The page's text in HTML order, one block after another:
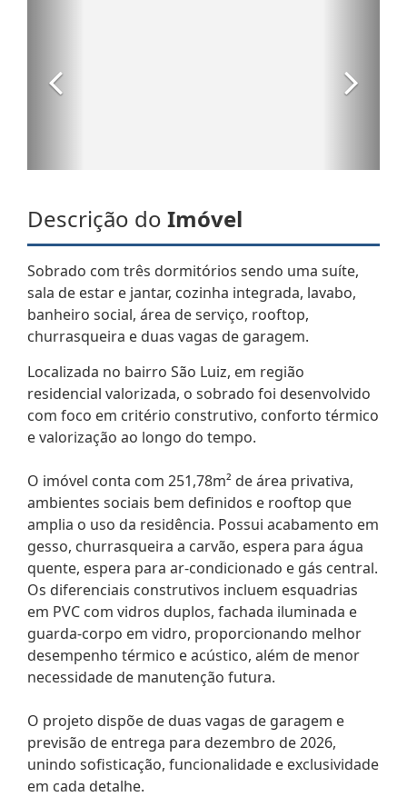
Descrição do Imóvel
Sobrado com três dormitórios sendo uma suíte,
sala de estar e jantar, cozinha integrada, lavabo,
banheiro social, área de serviço, rooftop,
churrasqueira e duas vagas de garagem.
Localizada no bairro São Luiz, em região
residencial valorizada, o sobrado foi desenvolvido
com foco em critério construtivo, conforto térmico
e valorização ao longo do tempo.
O imóvel conta com 251,78m² de área privativa,
ambientes sociais bem definidos e rooftop que
amplia o uso da residência. Possui acabamento em
gesso, churrasqueira a carvão, espera para água
quente, espera para ar-condicionado e gás central.
Os diferenciais construtivos incluem esquadrias
em PVC com vidros duplos, fachada iluminada e
guarda-corpo em vidro, proporcionando melhor
desempenho térmico e acústico, além de menor
necessidade de manutenção futura.
O projeto dispõe de duas vagas de garagem e
previsão de entrega para dezembro de 2026,
unindo sofisticação, funcionalidade e exclusividade
em cada detalhe.